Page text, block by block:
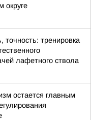
округе
точность: тренировка
лафетного ствола
остается главным